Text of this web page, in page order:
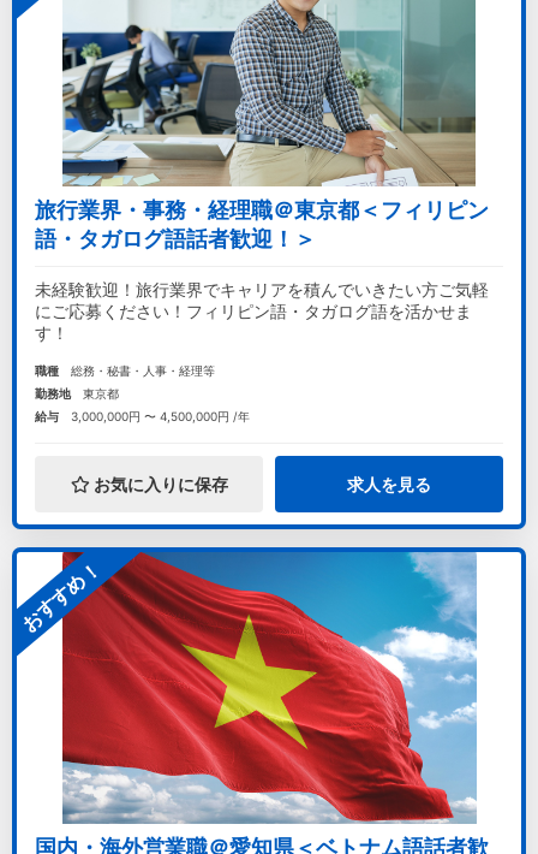
旅行業界・事務・経理職＠東京都＜フィリピン
語・タガログ語話者歓迎！＞
未経験歓迎！旅行業界でキャリアを積んでいきたい方ご気軽
にご応募ください！フィリピン語・タガログ語を活かせま
す！
職種
総務・秘書・人事・経理等
勤務地
東京都
給与
3,000,000円 〜 4,500,000円 /年
お気に入りに保存 求人を見る
おすすめ！
国内・海外営業職＠愛知県＜ベトナム語話者歓